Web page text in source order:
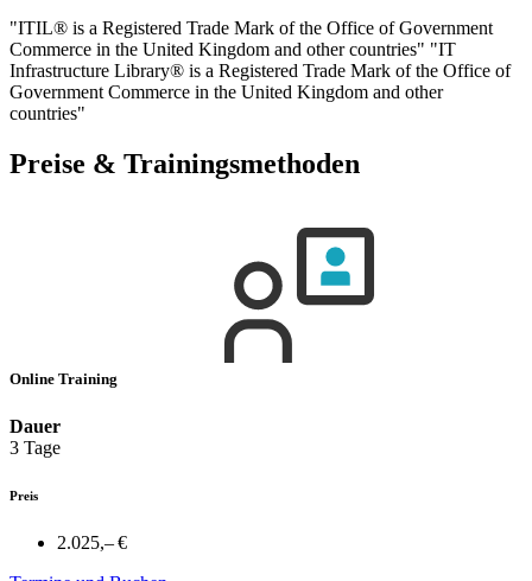
"ITIL® is a Registered Trade Mark of the Office of Government
Commerce in the United Kingdom and other countries" "IT
Infrastructure Library® is a Registered Trade Mark of the Office of
Government Commerce in the United Kingdom and other
countries"
Preise & Trainingsmethoden
Online Training
Dauer
3 Tage
Preis
2.025,– €